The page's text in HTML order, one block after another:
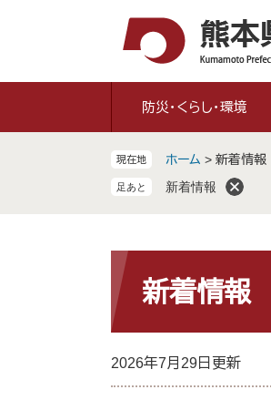
防災・くらし・環境
現在地 ホーム > 新着情報
新着情報
文
新着情報
2026年7月29日更新